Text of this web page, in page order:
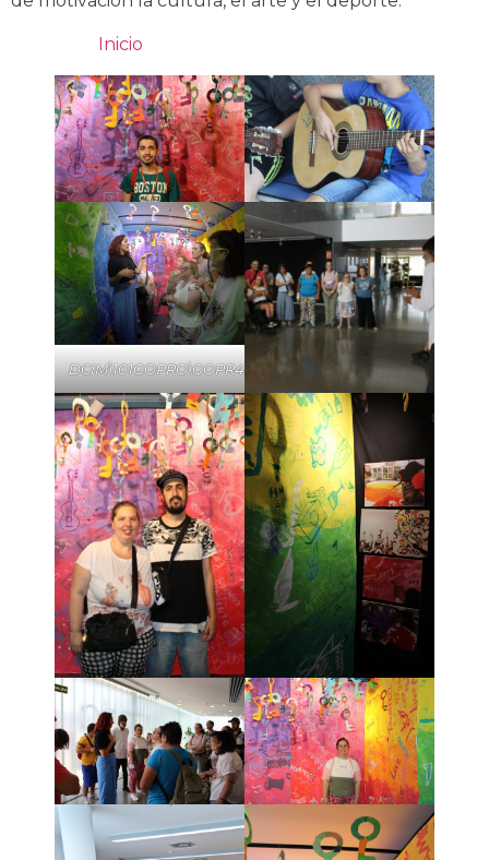
Inicio
DCIM\101GOPRO\GOPR4545.JPG